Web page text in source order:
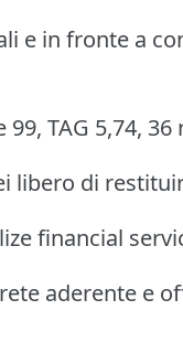
e in fronte a
TAG 5,74, 36
libero di
financial
aderente e